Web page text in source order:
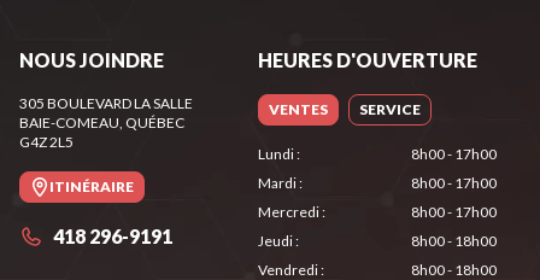
NOUS JOINDRE
305 BOULEVARD LA SALLE
BAIE-COMEAU, QUÉBEC
G4Z 2L5
ITINÉRAIRE
418 296-9191
HEURES D'OUVERTURE
VENTES SERVICE
Lundi:
8h00 - 17h00
Mardi:
8h00 - 17h00
Mercredi:
8h00 - 17h00
Jeudi:
8h00 - 18h00
Vendredi:
8h00 - 18h00